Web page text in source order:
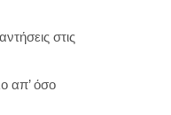
στις
απ’ όσο